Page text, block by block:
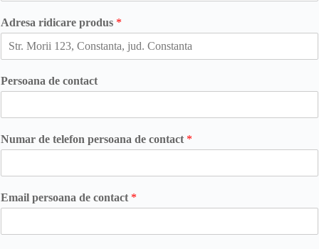
Adresa ridicare produs *
Persoana de contact
Numar de telefon persoana de contact *
Email persoana de contact *